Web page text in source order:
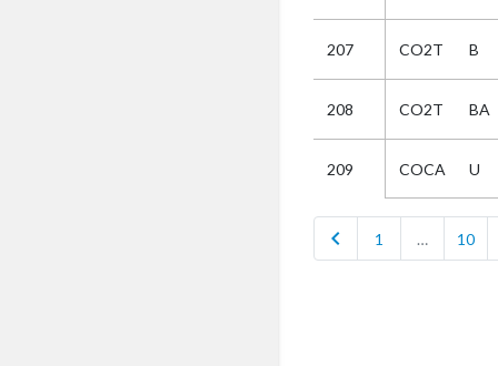
207 CO2T B
208 CO2T BA
209 COCA U
chevron_left 1 … 10